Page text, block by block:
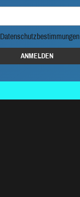
Datenschutzbestimmungen